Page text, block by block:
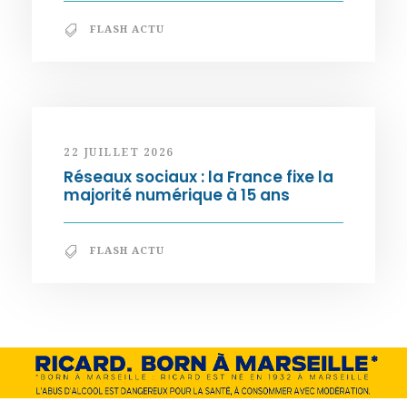
FLASH ACTU
22 JUILLET 2026
Réseaux sociaux : la France fixe la
majorité numérique à 15 ans
FLASH ACTU